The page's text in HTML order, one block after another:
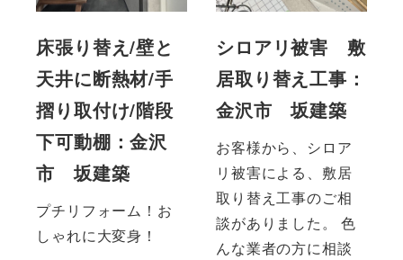
床張り替え/壁と
天井に断熱材/手
摺り取付け/階段
下可動棚：金沢
市 坂建築
プチリフォーム！お
しゃれに大変身！
シロアリ被害 敷
居取り替え工事：
金沢市 坂建築
お客様から、シロア
リ被害による、敷居
取り替え工事のご相
談がありました。 色
んな業者の方に相談